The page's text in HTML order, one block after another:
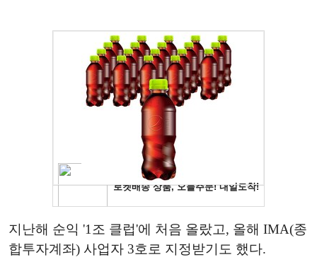
지난해 순익 '1조 클럽'에 처음 올랐고, 올해 IMA(종
합투자계좌) 사업자 3호로 지정받기도 했다.